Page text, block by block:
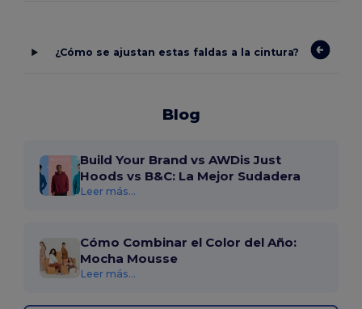
¿Cómo se ajustan estas faldas a la cintura?
Blog
Build Your Brand vs AWDis Just
Hoods vs B&C: La Mejor Sudadera
Leer más...
Cómo Combinar el Color del Año:
Mocha Mousse
Leer más...